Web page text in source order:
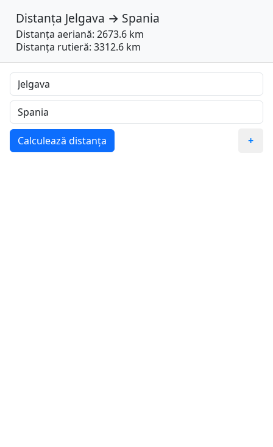
Distanța Jelgava → Spania
Distanța aeriană: 2673.6 km
Distanța rutieră: 3312.6 km
Calculează distanța +